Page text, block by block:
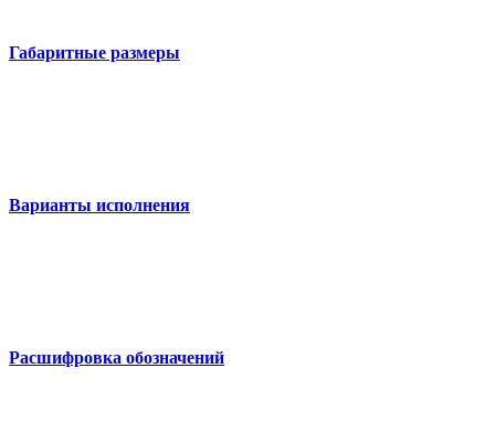
Габаритные размеры
Варианты исполнения
Расшифровка обозначений